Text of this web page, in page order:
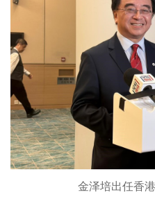
金泽培出任香